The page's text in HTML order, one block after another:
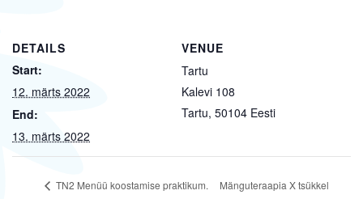
DETAILS
Start:
12. märts 2022
End:
13. märts 2022
VENUE
Tartu
Kalevi 108
Tartu, 50104 Eesti
TN2 Menüü koostamise praktikum.
Mänguteraapia X tsükkel